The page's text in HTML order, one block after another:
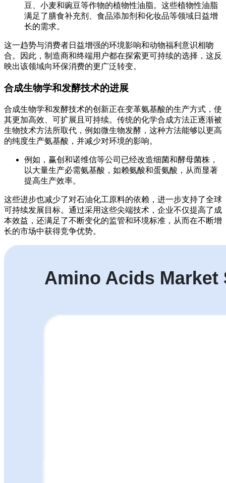
豆、小麦和豌豆等作物的植物性油脂。这些植物性油脂
满足了膳食补充剂、食品添加剂和化妆品等领域日益增
长的需求。
这一趋势与消费者日益增强的环境影响和动物福利意识相吻
合。因此，制造商和终端用户都在探索更可持续的选择，这反
映出该领域向环保消费的更广泛转变。
合成生物学和发酵技术的进展
合成生物学和发酵技术的创新正在变革氨基酸的生产方式，使
其更加高效、可扩展且可持续。传统的化学合成方法正逐渐被
生物技术方法所取代，例如微生物发酵，这种方法能够以更高
的纯度生产氨基酸，并减少对环境的影响。
例如，赢创和诺维信等公司已经改造细菌和酵母菌株，
以大量生产必需氨基酸，如赖氨酸和蛋氨酸，从而显著
提高生产效率。
这些进步也减少了对石油化工原料的依赖，进一步支持了全球
可持续发展目标。通过采用这些尖端技术，企业不仅提高了成
本效益，还满足了不断变化的监管和环境标准，从而在不断增
长的市场中获得竞争优势。